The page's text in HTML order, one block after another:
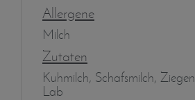
Allergene
Milch
Zutaten
Kuhmilch, Schafsmilch,
Lab